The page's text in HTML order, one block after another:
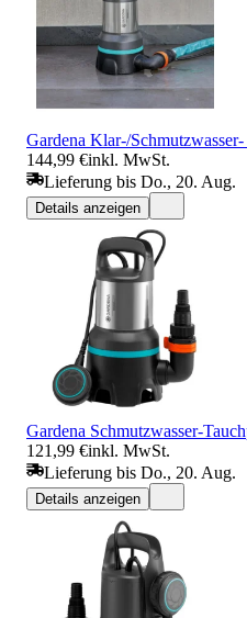
Gardena Klar-/
144,99 €inkl. MwSt.
Lieferung bis Do., 20. Aug.
Details anzeigen
Gardena Schmutzwasser-
121,99 €inkl. MwSt.
Lieferung bis Do., 20. Aug.
Details anzeigen